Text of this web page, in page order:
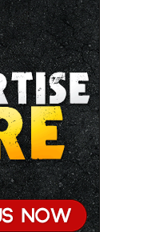
दक्षता के साथ